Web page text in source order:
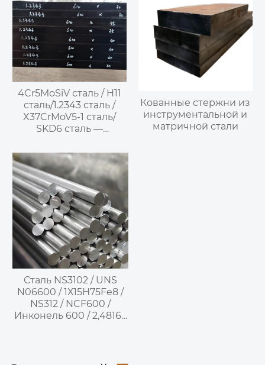
4Cr5MoSiV сталь / H11
сталь/1.2343 сталь /
X37CrMoV5-1 сталь/
SKD6 сталь —
воздушно-
закаливающаяся
штамповая сталь для
горячего
деформирования
Кованные стержни из
инструментальной и
матричной стали
Сталь NS3102 / UNS
N06600 / 1Х15Н75Fe8 /
NS312 / NCF600 /
Инконель 600 / 2,4816 /